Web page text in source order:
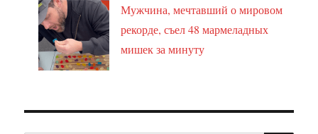
Мужчина, мечтавший о мировом
рекорде, съел 48 мармеладных
мишек за минуту